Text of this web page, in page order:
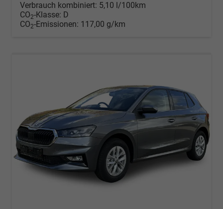
Verbrauch kombiniert: 5,10 l/100km
CO2-Klasse: D
CO2-Emissionen: 117,00 g/km